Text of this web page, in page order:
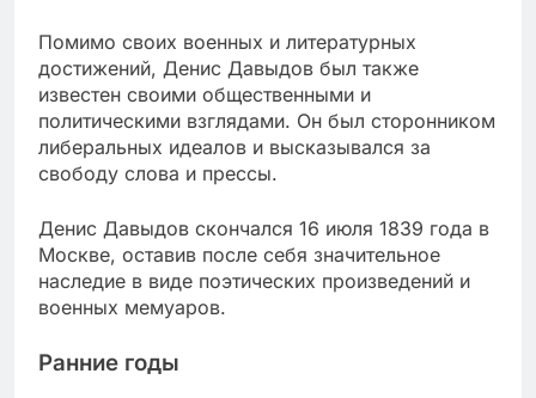
Помимо своих военных и литературных
достижений, Денис Давыдов был также
известен своими общественными и
политическими взглядами. Он был сторонником
либеральных идеалов и высказывался за
свободу слова и прессы.
Денис Давыдов скончался 16 июля 1839 года в
Москве, оставив после себя значительное
наследие в виде поэтических произведений и
военных мемуаров.
Ранние годы